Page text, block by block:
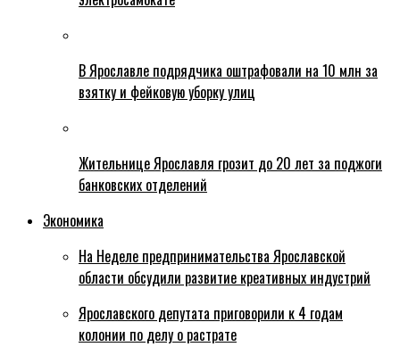
В Ярославле подрядчика оштрафовали на 10 млн за
взятку и фейковую уборку улиц
Жительнице Ярославля грозит до 20 лет за поджоги
банковских отделений
Экономика
На Неделе предпринимательства Ярославской
области обсудили развитие креативных индустрий
Ярославского депутата приговорили к 4 годам
колонии по делу о растрате